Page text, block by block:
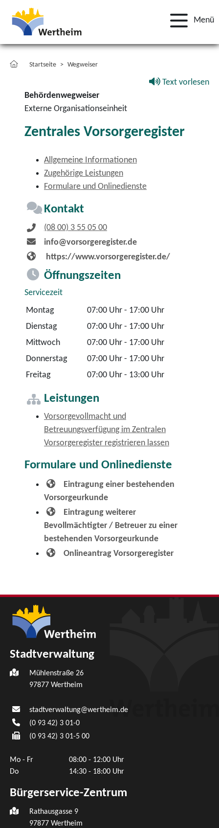
Menü
Startseite Wegweiser
Text vorlesen
Behördenwegweiser
Externe Organisationseinheit
Zentrales Vorsorgeregister
Allgemeine Informationen
Zugehörige Leistungen
Formulare und Onlinedienste
Kontakt
(08 00) 3 55 05 00
info@vorsorgeregister.de
https://www.vorsorgeregister.de/
Öffnungszeiten
Servicezeit
Montag
07:00 Uhr - 17:00 Uhr
Dienstag
07:00 Uhr - 17:00 Uhr
Mittwoch
07:00 Uhr - 17:00 Uhr
Donnerstag
07:00 Uhr - 17:00 Uhr
Freitag
07:00 Uhr - 13:00 Uhr
Leistungen
Vorsorgevollmacht und
Betreuungsverfügung im Zentralen
Vorsorgeregister registrieren lassen
Formulare und Onlinedienste
Eintragung einer bestehenden
Vorsorgeurkunde
Eintragung weiterer
Bevollmächtigter / Betreuer zu einer
bestehenden Vorsorgeurkunde
Onlineantrag Vorsorgeregister
Stadtverwaltung
Mühlenstraße 26
97877 Wertheim
stadtverwaltung@wertheim.de
(0 93 42) 3 01-0
(0 93 42) 3 01-5 00
Mo - Fr
08:00 - 12:00 Uhr
Do
14:30 - 18:00 Uhr
Bürgerservice-Zentrum
Rathausgasse 9
97877 Wertheim